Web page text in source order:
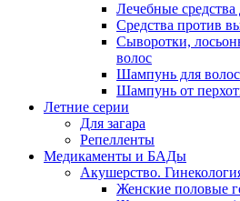
Лечебные средства
Средства против
Сыворотки,
волос
Шампунь для волос
Шампунь от
Летние серии
Для загара
Репелленты
Медикаменты и БАДы
Акушерство.
Женские половые